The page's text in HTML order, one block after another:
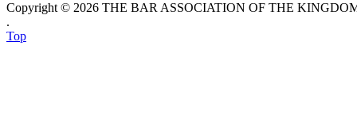
Copyright © 2026 THE BAR ASSOCIATION OF THE
.
Top